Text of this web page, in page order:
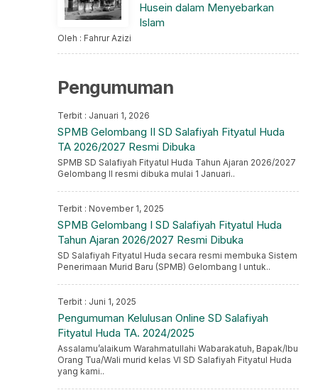
Husein dalam Menyebarkan
Islam
Oleh : Fahrur Azizi
Pengumuman
Terbit : Januari 1, 2026
SPMB Gelombang II SD Salafiyah Fityatul Huda
TA 2026/2027 Resmi Dibuka
SPMB SD Salafiyah Fityatul Huda Tahun Ajaran 2026/2027
Gelombang II resmi dibuka mulai 1 Januari..
Terbit : November 1, 2025
SPMB Gelombang I SD Salafiyah Fityatul Huda
Tahun Ajaran 2026/2027 Resmi Dibuka
SD Salafiyah Fityatul Huda secara resmi membuka Sistem
Penerimaan Murid Baru (SPMB) Gelombang I untuk..
Terbit : Juni 1, 2025
Pengumuman Kelulusan Online SD Salafiyah
Fityatul Huda TA. 2024/2025
Assalamu’alaikum Warahmatullahi Wabarakatuh, Bapak/Ibu
Orang Tua/Wali murid kelas VI SD Salafiyah Fityatul Huda
yang kami..